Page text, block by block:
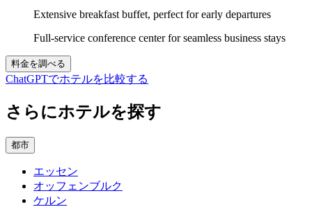
Extensive breakfast buffet, perfect for early departures
Full-service conference center for seamless business stays
料金を調べる
ChatGPTでホテルを比較する
さらにホテルを探す
都市
エッセン
オッフェンブルク
ケルン